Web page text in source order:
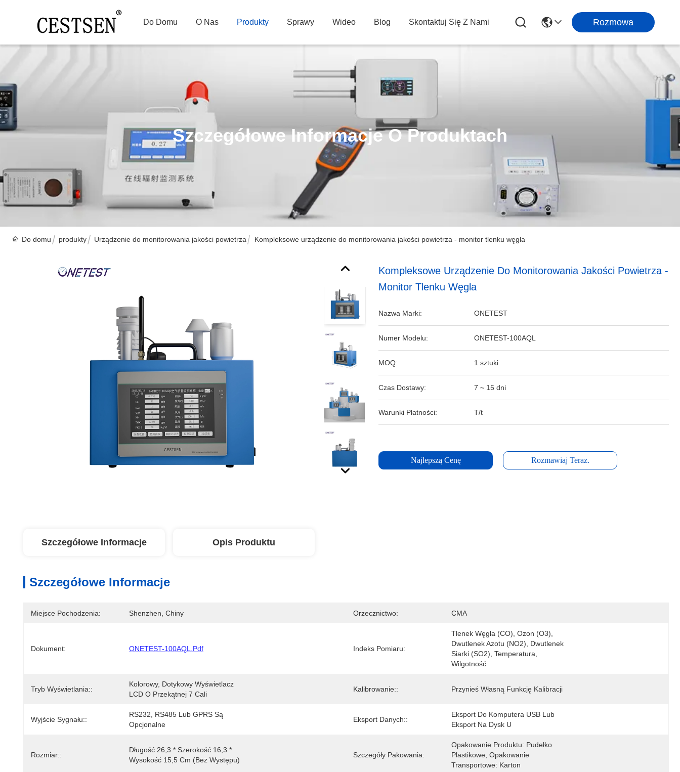
Do Domu O Nas Produkty Sprawy Wideo Blog Skontaktuj Się Z Nami Rozmowa
Szczegółowe Informacje O Produktach
Do domu produkty Urządzenie do monitorowania jakości powietrza Kompleksowe urządzenie do monitorowania jakości powietrza - monitor tlenku węgla
Kompleksowe Urządzenie Do Monitorowania Jakości Powietrza -
Monitor Tlenku Węgla
Nazwa Marki: ONETEST
Numer Modelu: ONETEST-100AQL
MOQ: 1 sztuki
Czas Dostawy: 7 ~ 15 dni
Warunki Płatności: T/t
Najlepszą Cenę Rozmawiaj Teraz.
Szczegółowe Informacje Opis Produktu
Szczegółowe Informacje
Miejsce Pochodzenia: Shenzhen, Chiny Orzecznictwo: CMA
Dokument: ONETEST-100AQL.pdf Indeks Pomiaru:
Tlenek Węgla (CO), Ozon (O3),
Dwutlenek Azotu (NO2), Dwutlenek
Siarki (SO2), Temperatura,
Wilgotność
Tryb Wyświetlania::
Kolorowy, Dotykowy Wyświetlacz
LCD O Przekątnej 7 Cali
Kalibrowanie:: Przynieś Własną Funkcję Kalibracji
Wyjście Sygnału::
RS232, RS485 Lub GPRS Są
Opcjonalne
Eksport Danych::
Eksport Do Komputera USB Lub
Eksport Na Dysk U
Rozmiar::
Długość 26,3 * Szerokość 16,3 *
Wysokość 15,5 Cm (bez Występu)
Szczegóły Pakowania:
Opakowanie Produktu: Pudełko
Plastikowe, Opakowanie
Transportowe: Karton